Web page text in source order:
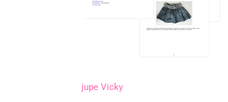
jupe Vicky